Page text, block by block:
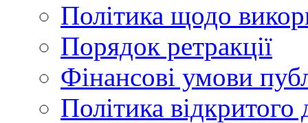
Політика щодо
Порядок ретракції
Фінансові умови
Політика